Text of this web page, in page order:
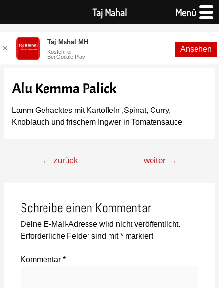
Alu Kemma Palick
Lamm Gehacktes mit Kartoffeln ,Spinat, Curry,
Knoblauch und frischem Ingwer in Tomatensauce
← zurück weiter →
Schreibe einen Kommentar
Deine E-Mail-Adresse wird nicht veröffentlicht.
Erforderliche Felder sind mit*markiert
Kommentar *
Taj Mahal Menü
✕
Taj Mahal MH
Kostenfrei
Bei Google Play
Ansehen